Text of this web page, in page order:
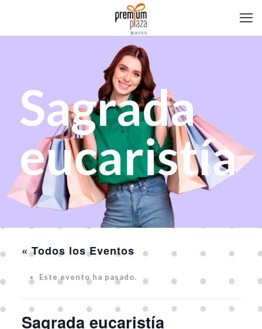
Sagrada
eucaristía
« Todos los Eventos
Este evento ha pasado.
Sagrada eucaristía